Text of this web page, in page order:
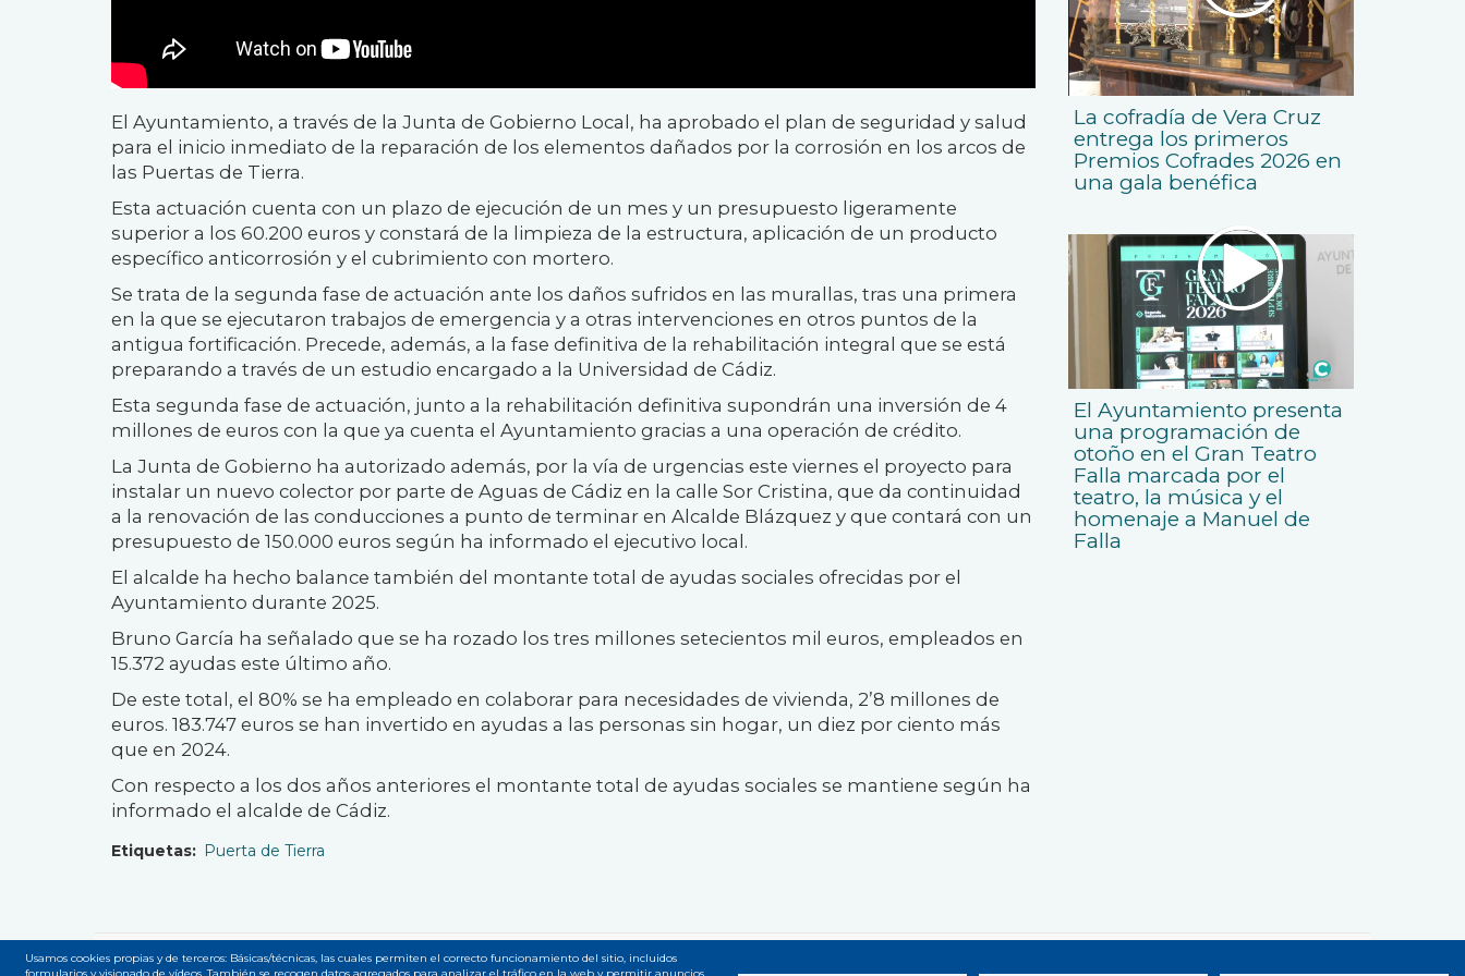
El Ayuntamiento, a través de la Junta de Gobierno Local, ha aprobado el plan de seguridad y salud
para el inicio inmediato de la reparación de los elementos dañados por la corrosión en los arcos de
las Puertas de Tierra.
Esta actuación cuenta con un plazo de ejecución de un mes y un presupuesto ligeramente
superior a los 60.200 euros y constará de la limpieza de la estructura, aplicación de un producto
específico anticorrosión y el cubrimiento con mortero.
Se trata de la segunda fase de actuación ante los daños sufridos en las murallas, tras una primera
en la que se ejecutaron trabajos de emergencia y a otras intervenciones en otros puntos de la
antigua fortificación. Precede, además, a la fase definitiva de la rehabilitación integral que se está
preparando a través de un estudio encargado a la Universidad de Cádiz.
Esta segunda fase de actuación, junto a la rehabilitación definitiva supondrán una inversión de 4
millones de euros con la que ya cuenta el Ayuntamiento gracias a una operación de crédito.
La Junta de Gobierno ha autorizado además, por la vía de urgencias este viernes el proyecto para
instalar un nuevo colector por parte de Aguas de Cádiz en la calle Sor Cristina, que da continuidad
a la renovación de las conducciones a punto de terminar en Alcalde Blázquez y que contará con un
presupuesto de 150.000 euros según ha informado el ejecutivo local.
El alcalde ha hecho balance también del montante total de ayudas sociales ofrecidas por el
Ayuntamiento durante 2025.
Bruno García ha señalado que se ha rozado los tres millones setecientos mil euros, empleados en
15.372 ayudas este último año.
De este total, el 80% se ha empleado en colaborar para necesidades de vivienda, 2’8 millones de
euros. 183.747 euros se han invertido en ayudas a las personas sin hogar, un diez por ciento más
que en 2024.
Con respecto a los dos años anteriores el montante total de ayudas sociales se mantiene según ha
informado el alcalde de Cádiz.
Etiquetas Puerta de Tierra
La cofradía de Vera Cruz
entrega los primeros
Premios Cofrades 2026 en
una gala benéfica
El Ayuntamiento presenta
una programación de
otoño en el Gran Teatro
Falla marcada por el
teatro, la música y el
homenaje a Manuel de
Falla
Usamos cookies propias y de terceros: Básicas/técnicas, las cuales permiten el correcto funcionamiento del sitio, incluidos